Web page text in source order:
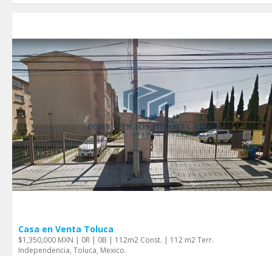
Casa en Venta Toluca
$1,350,000 MXN | 0R | 0B | 112m2 Const. | 112 m2 Terr.
Independencia, Toluca, Mexico.